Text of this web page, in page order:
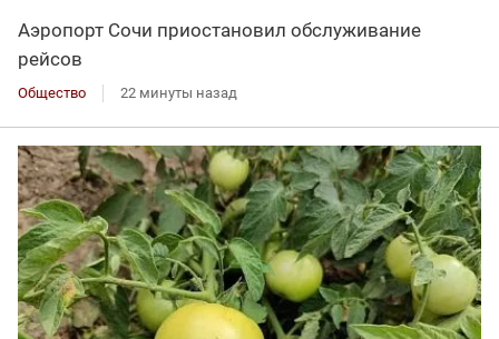
Аэропорт Сочи приостановил обслуживание
рейсов
Общество 22 минуты назад